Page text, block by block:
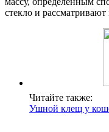
стекло и
Читайте также:
Ушной клещ у